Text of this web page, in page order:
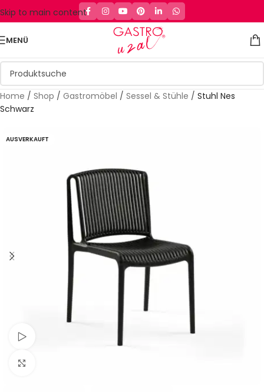
Skip to main content
MENÜ
Home / Shop / Gastromöbel / Sessel & Stühle / Stuhl Nes
Schwarz
AUSVERKAUFT